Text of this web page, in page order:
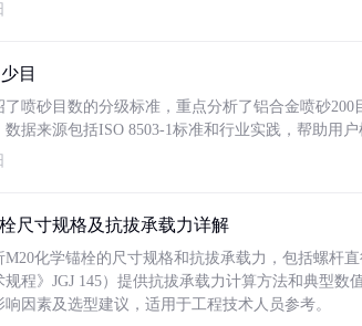
目
喷砂目数的分级标准，重点分析了铝合金喷砂
数据来源包括ISO 8503-1标准和行业实践，帮助用
尺寸规格及抗拔承载力详解
M20化学锚栓的尺寸规格和抗拔承载力，包括螺杆
程》JGJ 145）提供抗拔承载力计算方法和典型
因素及选型建议，适用于工程技术人员参考。